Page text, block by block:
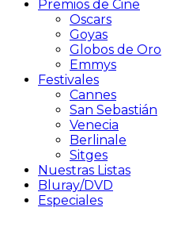
Premios de Cine
Oscars
Goyas
Globos de Oro
Emmys
Festivales
Cannes
San Sebastián
Venecia
Berlinale
Sitges
Nuestras Listas
Bluray/DVD
Especiales